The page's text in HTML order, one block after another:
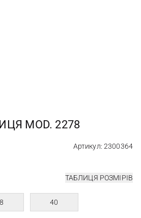
MOD. 2278
Артикул: 2300364
ТАБЛИЦЯ РОЗМІРІВ
40